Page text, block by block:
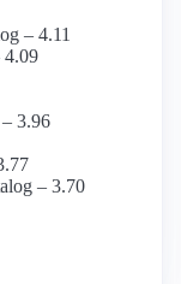
– 4.11
4.09
3.96
– 3.70